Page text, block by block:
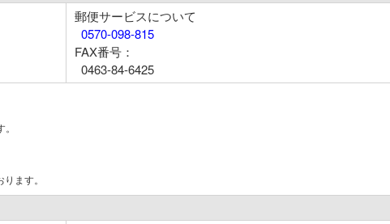
郵便サービスについて
0570-098-815
FAX番号：
0463-84-6425
ます。